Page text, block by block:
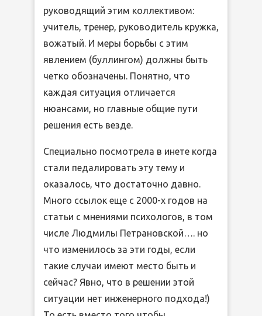
руководящий этим коллективом:
учитель, тренер, руководитель кружка,
вожатый. И меры борьбы с этим
явлением (буллингом) должны быть
четко обозначены. Понятно, что
каждая ситуация отличается
нюансами, но главные общие пути
решения есть везде.
Специально посмотрела в инете когда
стали педалировать эту тему и
оказалось, что достаточно давно.
Много ссылок еще с 2000-х годов на
статьи с мнениями психологов, в том
числе Людмилы Петрановской…. но
что изменилось за эти годы, если
такие случаи имеют место быть и
сейчас? Явно, что в решении этой
ситуации нет инженерного подхода!)